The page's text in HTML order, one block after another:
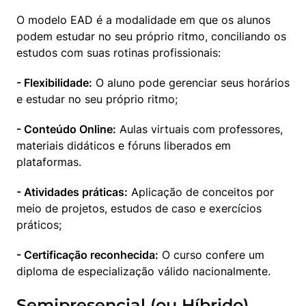
O modelo EAD é a modalidade em que os alunos
podem estudar no seu próprio ritmo, conciliando os
estudos com suas rotinas profissionais:
- Flexibilidade: O aluno pode gerenciar seus horários
e estudar no seu próprio ritmo;
- Conteúdo Online: Aulas virtuais com professores,
materiais didáticos e fóruns liberados em
plataformas.
- Atividades práticas: Aplicação de conceitos por
meio de projetos, estudos de caso e exercícios
práticos;
- Certificação reconhecida: O curso confere um
diploma de especialização válido nacionalmente.